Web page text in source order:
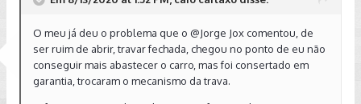
O meu já deu o problema que o @Jorge Jox comentou, de
ser ruim de abrir, travar fechada, chegou no ponto de eu não
conseguir mais abastecer o carro, mas foi consertado em
garantia, trocaram o mecanismo da trava.